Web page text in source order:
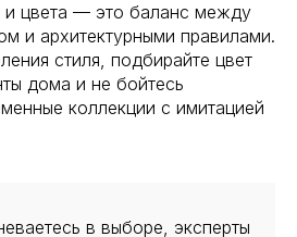
цвета — это баланс между
и архитектурными правилами.
стиля, подбирайте цвет
дома и не бойтесь
коллекции с имитацией
в выборе, эксперты